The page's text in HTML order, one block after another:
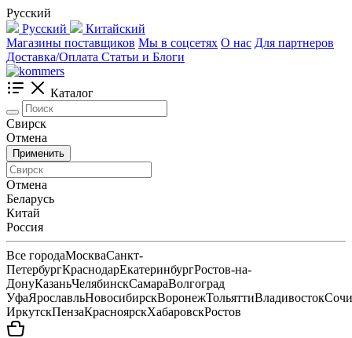
Русский
Русский
Китайский
Магазины поставщиков Мы в соцсетях О нас Для партнеров
Доставка/Оплата Статьи и Блоги
Каталог
Свирск
Отмена
Применить
Отмена
Беларусь
Китай
Россия
Все городаМоскваСанкт-
ПетербургКраснодарЕкатеринбургРостов-на-
ДонуКазаньЧелябинскСамараВолгоград
УфаЯрославльНовосибирскВоронежТольяттиВладивостокСочи
ИркутскПензаКрасноярскХабаровскРостов